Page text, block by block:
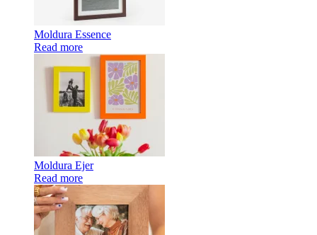
Moldura Essence
Read more
Moldura Ejer
Read more